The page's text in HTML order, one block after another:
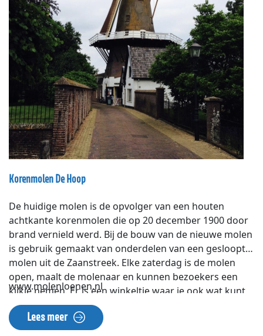
Korenmolen De Hoop
De huidige molen is de opvolger van een houten
achtkante korenmolen die op 20 december 1900 door
brand vernield werd. Bij de bouw van de nieuwe molen
is gebruik gemaakt van onderdelen van een gesloopte
molen uit de Zaanstreek. Elke zaterdag is de molen
open, maalt de molenaar en kunnen bezoekers een
kijkje nemen. Er is een winkeltje waar je ook wat kunt
drinken. Klim helemaal omhoog en kijk tot zelfs over
de Loenderveense plas!
www.molenloenen.nl
Lees meer